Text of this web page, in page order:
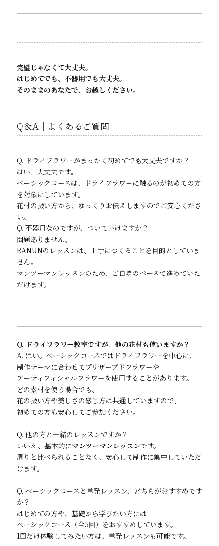
完璧じゃなくて大丈夫。
はじめてでも、不器用でも大丈夫。
そのままのあなたで、お越しください。
Q＆A｜よくあるご質問
Q. ドライフラワーがまったく初めてでも大丈夫ですか？
はい、大丈夫です。
ベーシックコースは、ドライフラワーに触るのが初めての方
を対象にしています。
花材の扱い方から、ゆっくりお伝えしますのでご安心くださ
い。
Q. 不器用なのですが、ついていけますか？
問題ありません。
RANUNのレッスンは、上手につくることを目的としていま
せん。
マンツーマンレッスンのため、ご自身のペースで進めていた
だけます。
Q. ドライフラワー教室ですが、他の花材も使いますか？
A. はい。ベーシックコースではドライフラワーを中心に、
制作テーマに合わせてプリザーブドフラワーや
アーティフィシャルフラワーを使用することがあります。
どの素材を使う場合でも、
花の扱い方や美しさの感じ方は共通していますので、
初めての方も安心してご参加ください。
Q. 他の方と一緒のレッスンですか？
いいえ、基本的にマンツーマンレッスンです。
周りと比べられることなく、安心して制作に集中していただ
けます。
Q. ベーシックコースと単発レッスン、どちらがおすすめです
か？
はじめての方や、基礎から学びたい方には
ベーシックコース（全5回）をおすすめしています。
1回だけ体験してみたい方は、単発レッスンも可能です。